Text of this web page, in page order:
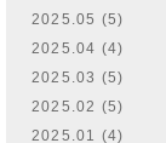
2025.05 (5)
2025.04 (4)
2025.03 (5)
2025.02 (5)
2025.01 (4)